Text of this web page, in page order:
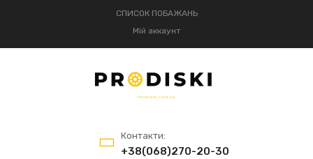
СПИСОК ПОБАЖАНЬ
Мій аккаунт
Контакти:
+38(068)270-20-30